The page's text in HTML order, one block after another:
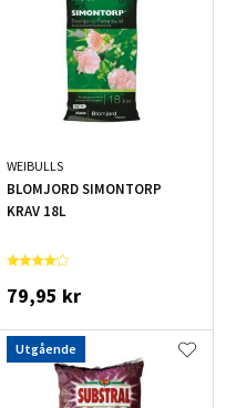
WEIBULLS
BLOMJORD SIMONTORP
KRAV 18L
79,95 kr
Utgående